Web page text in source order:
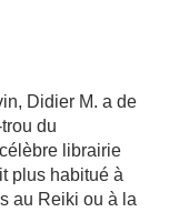
Didier M. a de
du
librairie
plus habitué à
au Reiki ou à la